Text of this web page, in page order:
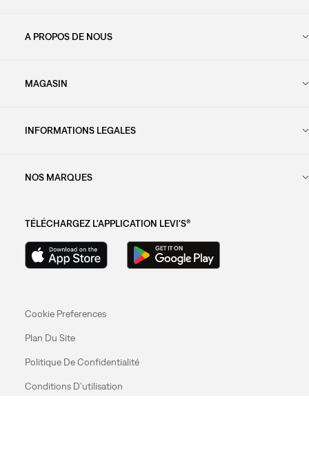
A PROPOS DE NOUS
MAGASIN
INFORMATIONS LEGALES
NOS MARQUES
TÉLÉCHARGEZ L'APPLICATION LEVI'S®
Cookie Preferences
Plan Du Site
Politique De Confidentialité
Conditions D’utilisation